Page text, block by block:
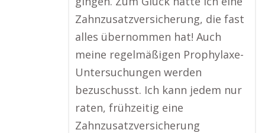
Zahnzusatzversicherung, die fast
alles übernommen hat! Auch
meine regelmäßigen Prophylaxe-
Untersuchungen werden
bezuschusst. Ich kann jedem nur
raten, frühzeitig eine
Zahnzusatzversicherung